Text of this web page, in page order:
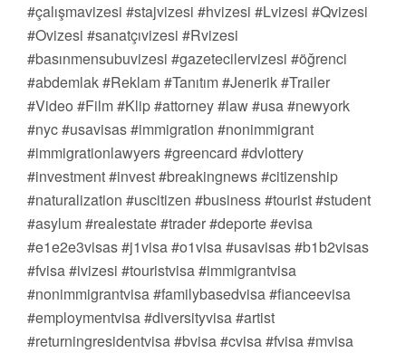
#çalışmavizesi #stajvizesi #hvizesi #Lvizesi #Qvizesi
#Ovizesi #sanatçıvizesi #Rvizesi
#basınmensubuvizesi #gazetecilervizesi #öğrenci
#abdemlak #Reklam #Tanıtım #Jenerik #Trailer
#Video #Film #Klip #attorney #law #usa #newyork
#nyc #usavisas #immigration #nonimmigrant
#immigrationlawyers #greencard #dvlottery
#investment #invest #breakingnews #citizenship
#naturalization #uscitizen #business #tourist #student
#asylum #realestate #trader #deporte #evisa
#e1e2e3visas #j1visa #o1visa #usavisas #b1b2visas
#fvisa #ivizesi #touristvisa #immigrantvisa
#nonimmigrantvisa #familybasedvisa #fianceevisa
#employmentvisa #diversityvisa #artist
#returningresidentvisa #bvisa #cvisa #fvisa #mvisa